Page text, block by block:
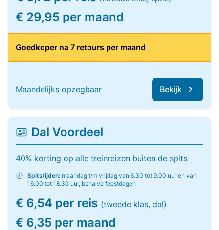
€ 29,95 per maand
Goedkoper na 7 retours per maand
Maandelijks opzegbaar Bekijk
Dal Voordeel
40% korting op alle treinreizen buiten de spits
Spitstijden: maandag t/m vrijdag van 6.30 tot 9.00 uur en van
16.00 tot 18.30 uur, behalve feestdagen
€ 6,54 per reis (tweede klas, dal)
€ 6,35 per maand